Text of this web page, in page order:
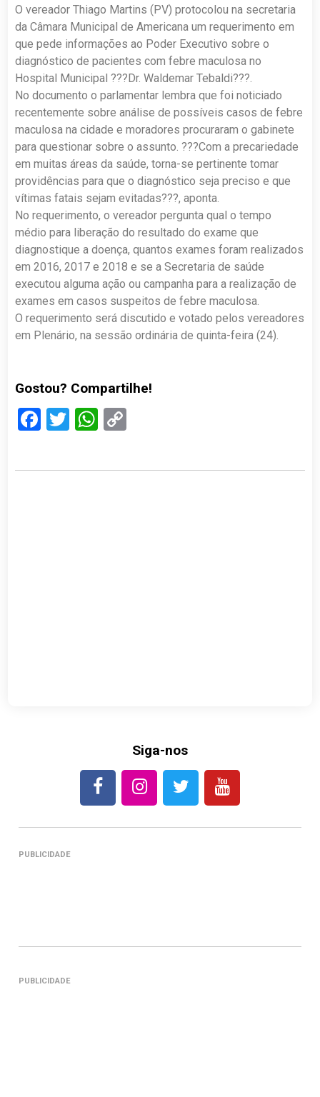
O vereador Thiago Martins (PV) protocolou na secretaria
da Câmara Municipal de Americana um requerimento em
que pede informações ao Poder Executivo sobre o
diagnóstico de pacientes com febre maculosa no
Hospital Municipal ???Dr. Waldemar Tebaldi???.
No documento o parlamentar lembra que foi noticiado
recentemente sobre análise de possíveis casos de febre
maculosa na cidade e moradores procuraram o gabinete
para questionar sobre o assunto. ???Com a precariedade
em muitas áreas da saúde, torna-se pertinente tomar
providências para que o diagnóstico seja preciso e que
vítimas fatais sejam evitadas???, aponta.
No requerimento, o vereador pergunta qual o tempo
médio para liberação do resultado do exame que
diagnostique a doença, quantos exames foram realizados
em 2016, 2017 e 2018 e se a Secretaria de saúde
executou alguma ação ou campanha para a realização de
exames em casos suspeitos de febre maculosa.
O requerimento será discutido e votado pelos vereadores
em Plenário, na sessão ordinária de quinta-feira (24).
Gostou? Compartilhe!
Facebook
TwitterWhatsApp
Siga-nos
PUBLICIDADE
PUBLICIDADE